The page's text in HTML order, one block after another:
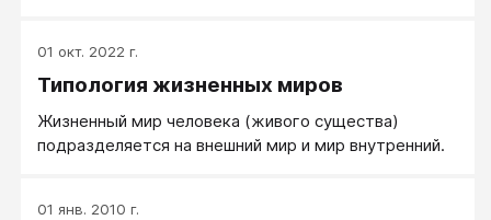
привычный личностный инструментарий.
01 окт. 2022 г.
Типология жизненных миров
Жизненный мир человека (живого существа)
подразделяется на внешний мир и мир внутренний.
01 янв. 2010 г.